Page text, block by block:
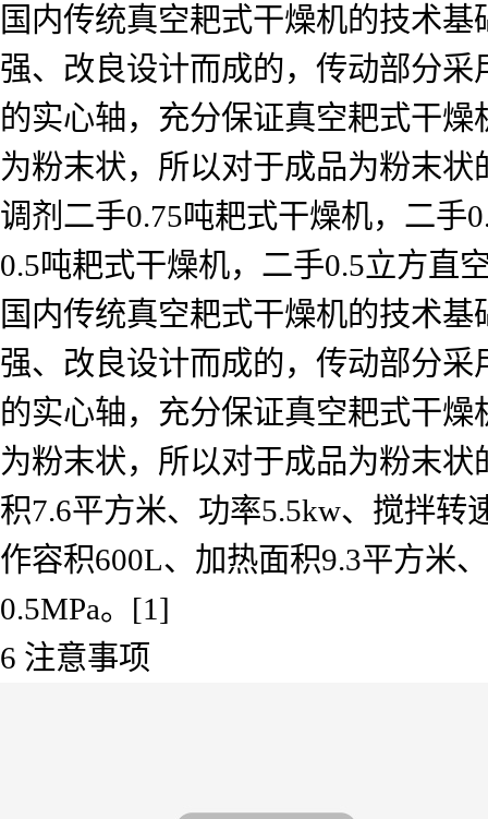
国内传统真空耙式干燥机的技术
强、改良设计而成的，传动部分
的实心轴，充分保证真空耙式干
为粉末状，所以对于成品为粉末
调剂二手0.75吨耙式干燥机，二手
0.5吨耙式干燥机，二手0.5立方直
国内传统真空耙式干燥机的技术
强、改良设计而成的，传动部分
的实心轴，充分保证真空耙式干
为粉末状，所以对于成品为粉末
积7.6平方米、功率5.5kw、搅拌转
作容积600L、加热面积9.3平方米
0.5MPa。[1]
6 注意事项